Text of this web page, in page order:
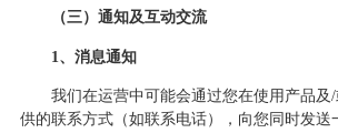
（三）通知及互动交流
1、消息通知
我们在运营中可能会通过您在使用产品及/
供的联系方式（如联系电话），向您同时发送